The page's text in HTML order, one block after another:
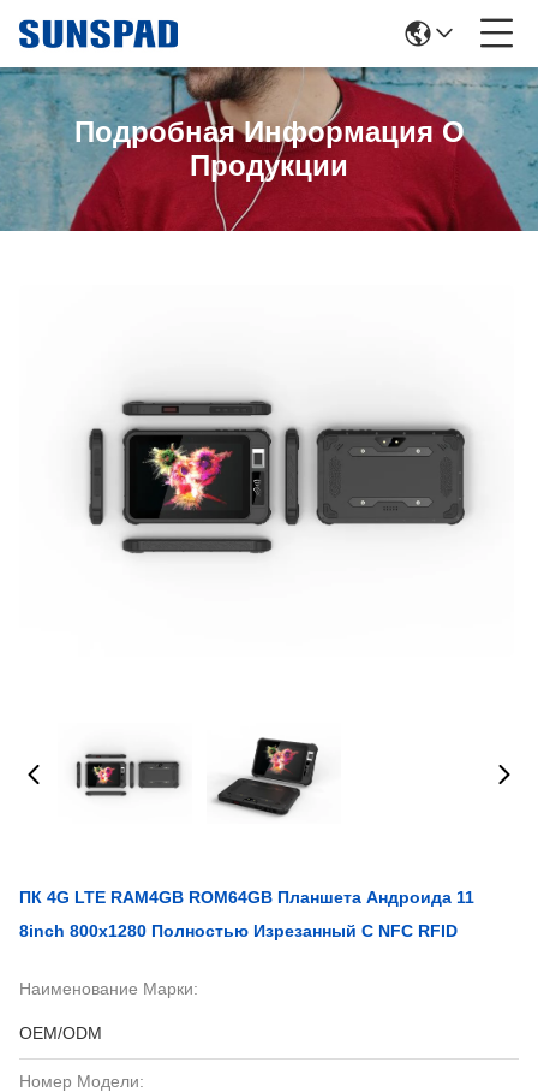
Подробная Информация О
Продукции
ПК 4G LTE RAM4GB ROM64GB Планшета Андроида 11
8inch 800x1280 Полностью Изрезанный С NFC RFID
Наименование Марки:
OEM/ODM
Номер Модели: